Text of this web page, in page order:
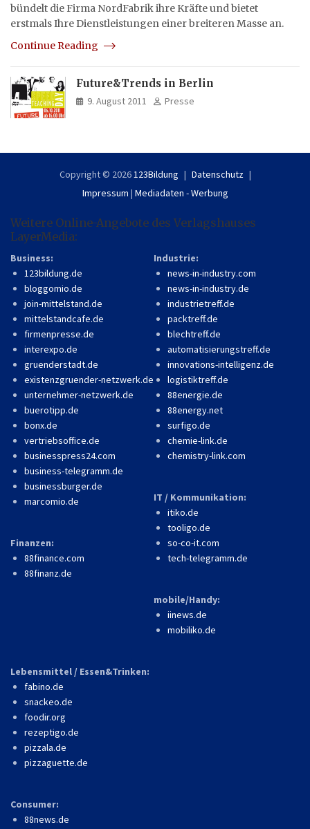
bündelt die Firma NordFabrik ihre Kräfte und bietet
erstmals Ihre Dienstleistungen einer breiteren Masse an.
Continue Reading
Future&Trends in Berlin
9. August 2011 Presse
Copyright © 2026123Bildung
Datenschutz
Impressum | Mediadaten - Werbung
Weitere Online-Angebote des Verlagshauses
LayerMedia:
Business:
123bildung.de
bloggomio.de
join-mittelstand.de
mittelstandcafe.de
firmenpresse.de
interexpo.de
gruenderstadt.de
existenzgruender-netzwerk.de
unternehmer-netzwerk.de
buerotipp.de
bonx.de
vertriebsoffice.de
businesspress24.com
business-telegramm.de
businessburger.de
marcomio.de
Finanzen:
88finance.com
88finanz.de
Industrie:
news-in-industry.com
news-in-industry.de
industrietreff.de
packtreff.de
blechtreff.de
automatisierungstreff.de
innovations-intelligenz.de
logistiktreff.de
88energie.de
88energy.net
surfigo.de
chemie-link.de
chemistry-link.com
IT / Kommunikation:
itiko.de
tooligo.de
so-co-it.com
tech-telegramm.de
mobile/Handy:
iinews.de
mobiliko.de
Lebensmittel / Essen&Trinken:
fabino.de
snackeo.de
foodir.org
rezeptigo.de
pizzala.de
pizzaguette.de
Consumer:
88news.de